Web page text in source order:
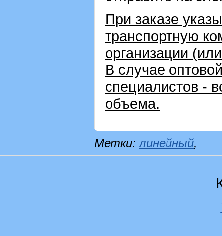
При заказе
транспортную
организации
В случае
специалистов -
объема.
Метки:линейный,